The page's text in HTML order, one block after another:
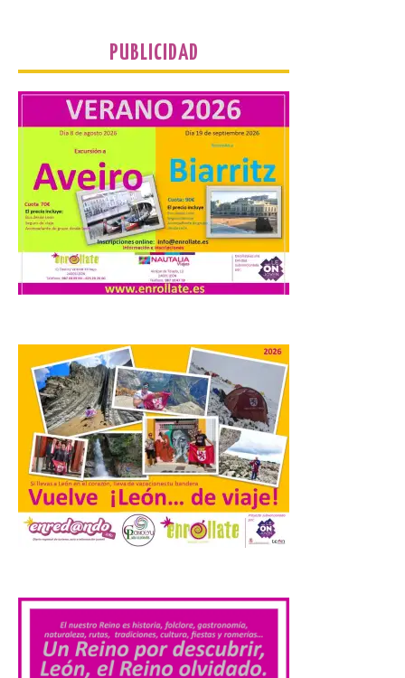
Unión del Pueblo […]
La Universidad de León
distribuye folletos con la
programación del evento
del eclipse solar que
organiza con la ESA y el
Ayuntamiento
7 Ago 2026
Los materiales ya pueden
León e incluyen, además
del programa del evento, una guía
práctica con recomendaciones
elaboradas por especialistas para
observar el eclipse con seguridad León, 7
de agosto de 2026. La programación […]
Laciana comienza su
programación para
disfrutar el eclipse total
Durante los días 1 y 2 de
agosto, tanto el público
infantil como el adulto
PUBLICIDAD